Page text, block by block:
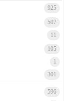
925
507
11
105
1
301
596